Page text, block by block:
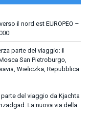
il nord est EUROPEO –
parte del viaggio: il
San Pietroburgo,
Wieliczka, Repubblica
del viaggio da Kjachta
La nuova via della